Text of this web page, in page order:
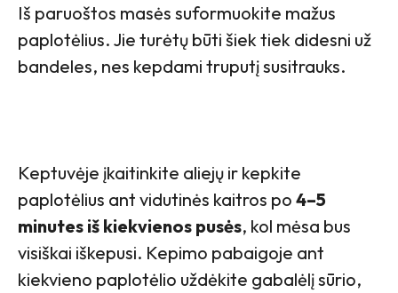
Iš paruoštos masės suformuokite mažus
paplotėlius. Jie turėtų būti šiek tiek didesni už
bandeles, nes kepdami truputį susitrauks.
Keptuvėje įkaitinkite aliejų ir kepkite
paplotėlius ant vidutinės kaitros po 4–5
minutes iš kiekvienos pusės, kol mėsa bus
visiškai iškepusi. Kepimo pabaigoje ant
kiekvieno paplotėlio uždėkite gabalėlį sūrio,